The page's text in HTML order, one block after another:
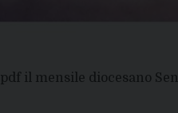
il mensile diocesano